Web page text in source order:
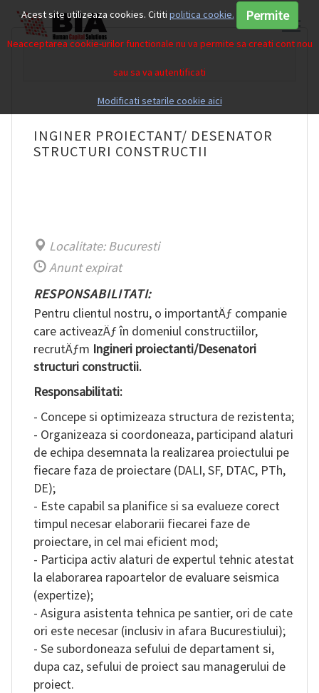
RO
INGINER PROIECTANT/ DESENATOR
STRUCTURI CONSTRUCTII
Localitate: Bucuresti
Anunt expirat
RESPONSABILITATI:
Pentru clientul nostru, o importantÄƒ companie
care activeazÄƒ în domeniul constructiilor,
recrutÄƒm Ingineri proiectanti/Desenatori
structuri constructii.
Responsabilitati:
- Concepe si optimizeaza structura de rezistenta;
- Organizeaza si coordoneaza, participand alaturi
de echipa desemnata la realizarea proiectului pe
fiecare faza de proiectare (DALI, SF, DTAC, PTh,
DE);
- Este capabil sa planifice si sa evalueze corect
timpul necesar elaborarii fiecarei faze de
proiectare, in cel mai eficient mod;
- Participa activ alaturi de expertul tehnic atestat
la elaborarea rapoartelor de evaluare seismica
(expertize);
- Asigura asistenta tehnica pe santier, ori de cate
ori este necesar (inclusiv in afara Bucurestiului);
- Se subordoneaza sefului de departament si,
dupa caz, sefului de proiect sau managerului de
proiect.
Acest site utilizeaza cookies. Cititi politica cookie. Permite
Neacceptarea cookie-urilor functionale nu va permite sa creati cont nou
sau sa va autentificati
Modificati setarile cookie aici